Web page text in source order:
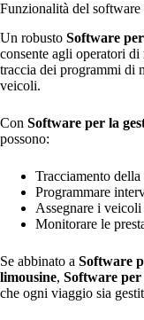
Funzionalità del
Un robusto Software
consente agli operatori
traccia dei programmi di
veicoli.
Con Software per la
possono:
Tracciamento
Programmare
Assegnare i
Monitorare le
Se abbinato a Software
limousine, Software per
che ogni viaggio sia